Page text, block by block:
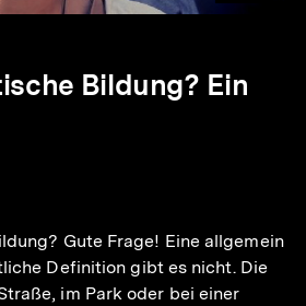
Bildung? Ein
Gute Frage! Eine allgemein
Definition gibt es nicht. Die
im Park oder bei einer